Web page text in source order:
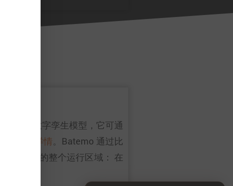
为一个数字孪生模型，它可通
参见
详情。Batemo 通过比
盖电池的整个运行区域： 在